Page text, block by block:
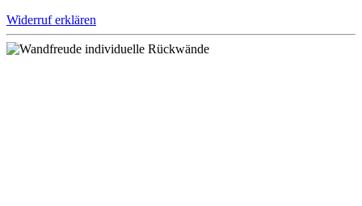
Widerruf erklären